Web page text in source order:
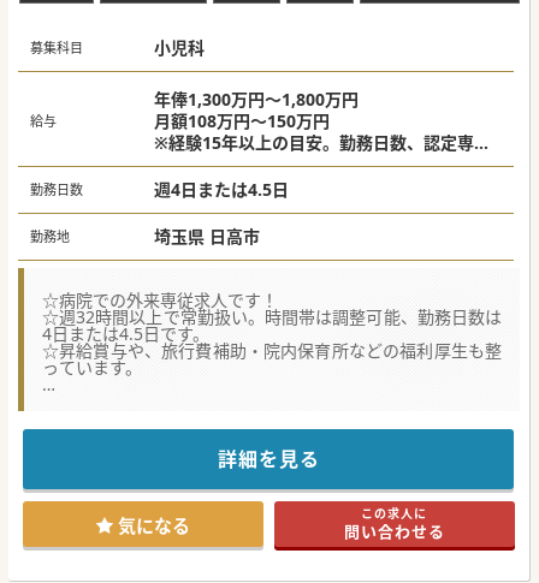
募集科目 小児科
給与
年俸1,300万円～1,800万円
月額108万円～150万円
※経験15年以上の目安。勤務日数、認定専門
医等により考慮。
勤務日数 週4日または4.5日
勤務地 埼玉県 日高市
☆病院での外来専従求人です！
☆週32時間以上で常勤扱い。時間帯は調整可能、勤務日数は
4日または4.5日です。
☆昇給賞与や、旅行費補助・院内保育所などの福利厚生も整
っています。
医療を提供している病院です。
近年、療養病棟の一部を地域包括ケア病床へ切替え、更に間
口を広げて地域連携の促進を図っています。
当直免除、残業もほぼありませんのでワークライフバランス
が抜群です。
医局の雰囲気はアットホームで学閥は無く、看護師、コメデ
ィカルも協力的で働き易い環境です。
圏央道最寄りICから約5分の立地なので、車通勤が便利で
詳細を見る
気になる この求人に
問い合わせる